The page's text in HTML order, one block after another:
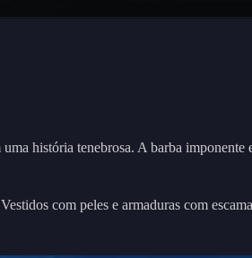
história tenebrosa. A barba imponente
com peles e armaduras com